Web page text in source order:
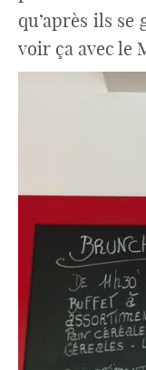
qu’après ils
voir ça avec le